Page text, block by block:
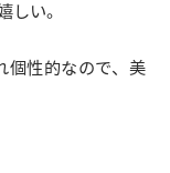
しい。
個性的なので、美